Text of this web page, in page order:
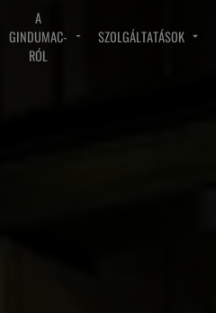
A
GINDUMAC-
RÓL
SZOLGÁLTATÁSOK